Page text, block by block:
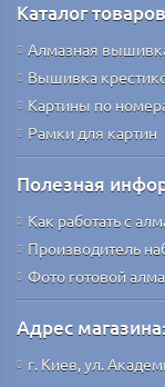
Каталог
Алмазная
Вышивка
Картины по
Рамки для картин
Полезная
Как работать с
Производитель
Фото готовой
Адрес магазина:
г. Киев, ул.